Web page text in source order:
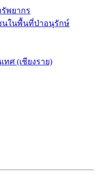
พยากร
ในพื้นที่ป่าอนุรักษ์
ศ (เชียงราย)